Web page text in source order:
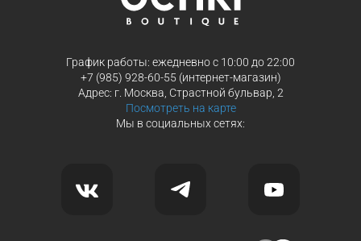
График работы: ежедневно с 10:00 до 22:00
+7 (985) 928-60-55 (интернет-магазин)
Адрес: г. Москва, Страстной бульвар, 2
Посмотреть на карте
Мы в социальных сетях: